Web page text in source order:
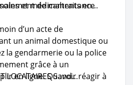
et médicaments en…
de maltraitance
d’un acte de
un animal domestique ou
la gendarmerie ou la police
grâce à un
en ligne. Quand…
LOCATAIRES Savoir réagir à